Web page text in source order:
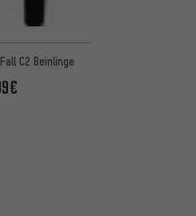
C2 Beinlinge